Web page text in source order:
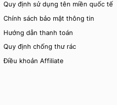
Quy định sử dụng tên miền quốc tế
Chính sách bảo mật thông tin
Hướng dẫn thanh toán
Quy định chống thư rác
Điều khoản Affiliate